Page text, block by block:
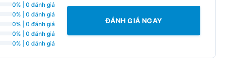
0% | 0 đánh giá
0% | 0 đánh giá
0% | 0 đánh giá
0% | 0 đánh giá
0% | 0 đánh giá
ĐÁNH GIÁ NGAY